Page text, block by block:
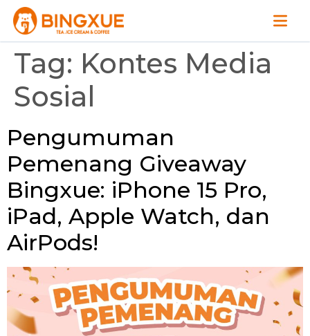
Tag: Kontes Media
Sosial
Pengumuman
Pemenang Giveaway
Bingxue: iPhone 15 Pro,
iPad, Apple Watch, dan
AirPods!